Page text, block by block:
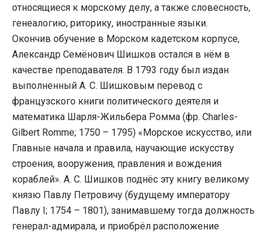
относящиеся к морскому делу, а также словесность,
генеалогию, риторику, иностранные языки.
Окончив обучение в Морском кадетском корпусе,
Александр Семёнович Шишков остался в нём в
качестве преподавателя. В 1793 году был издан
выполненный А. С. Шишковым перевод с
французского книги политического деятеля и
математика Шарля-Жильбера Ромма (фр. Charles-
Gilbert Romme; 1750 – 1795) «Морское искусство, или
Главные начала и правила, научающие искусству
строения, вооружения, правления и вождения
кораблей». А. С. Шишков поднёс эту книгу великому
князю Павлу Петровичу (будущему императору
Павлу I; 1754 – 1801), занимавшему тогда должность
генерал-адмирала, и приобрёл расположение